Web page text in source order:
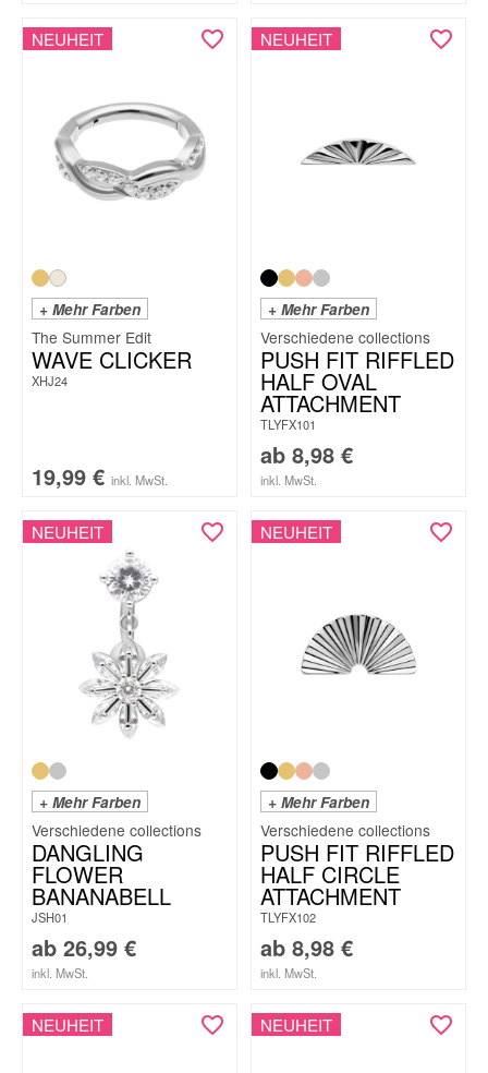
NEUHEIT
+ Mehr Farben
The Summer Edit
WAVE CLICKER
XHJ24
19,99 € inkl. MwSt.
NEUHEIT
+ Mehr Farben
PUSH FIT RIFFLED
HALF OVAL
ATTACHMENT
TLYFX101
ab 8,98 €
inkl. MwSt.
NEUHEIT
+ Mehr Farben
DANGLING
FLOWER
BANANABELL
JSH01
ab 26,99 €
inkl. MwSt.
NEUHEIT
+ Mehr Farben
PUSH FIT RIFFLED
HALF CIRCLE
ATTACHMENT
TLYFX102
ab 8,98 €
inkl. MwSt.
NEUHEIT NEUHEIT